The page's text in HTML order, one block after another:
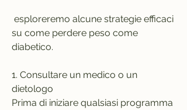
su come perdere peso come
diabetico.
1. Consultare un medico o un
dietologo
Prima di iniziare qualsiasi programma